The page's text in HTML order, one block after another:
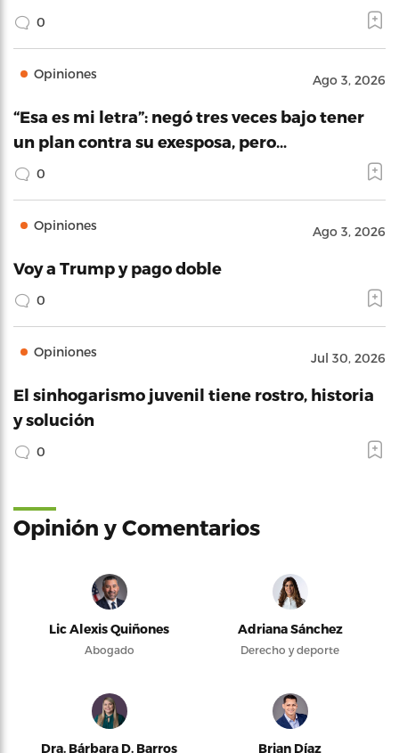
0
Opiniones Ago 3, 2026
“Esa es mi letra”: negó tres veces bajo tener
un plan contra su exesposa, pero…
0
Opiniones Ago 3, 2026
Voy a Trump y pago doble
0
Opiniones Jul 30, 2026
El sinhogarismo juvenil tiene rostro, historia
y solución
0
Opinión y Comentarios
Lic Alexis Quiñones
Abogado
Adriana Sánchez
Derecho y deporte
Dra. Bárbara D. Barros Brian Díaz